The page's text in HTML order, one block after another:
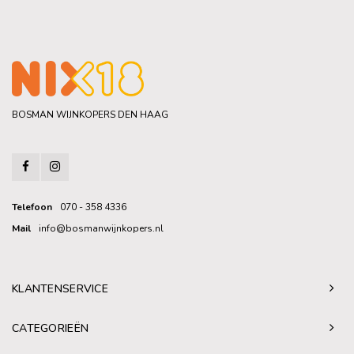
BOSMAN WIJNKOPERS DEN HAAG
Telefoon
070 - 358 4336
Mail
info@bosmanwijnkopers.nl
KLANTENSERVICE
CATEGORIEËN